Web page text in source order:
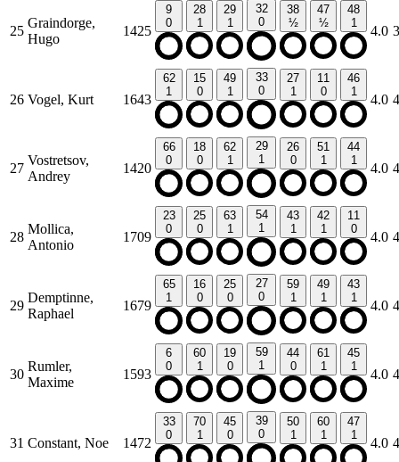
25
Graindorge,
Hugo
1425
9
0
28
1
29
1
32
0
38
½
47
½
48
1
4.0 3
26 Vogel, Kurt 1643
62
1
15
0
49
1
33
0
27
1
11
0
46
1
4.0 4
27
Vostretsov,
Andrey
1420
66
0
18
0
62
1
29
1
26
0
51
1
44
1
4.0 4
28
Mollica,
Antonio
1709
23
0
25
0
63
1
54
1
43
1
42
1
11
0
4.0 4
29
Demptinne,
Raphael
1679
65
1
16
0
25
0
27
0
59
1
49
1
43
1
4.0 4
30
Rumler,
Maxime
1593
6
0
60
1
19
0
59
1
44
0
61
1
45
1
4.0 4
31 Constant, Noe 1472
33
0
70
1
45
0
39
0
50
1
60
1
47
1
4.0 4